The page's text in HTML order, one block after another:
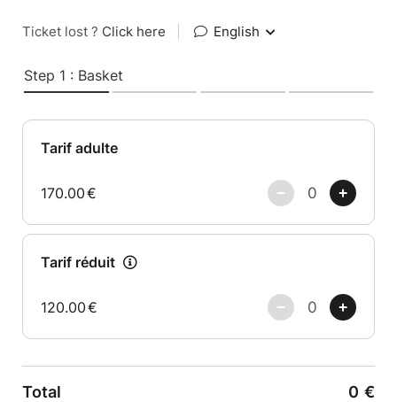
Ticket lost ? Click here English
Step 1 : Basket
Tarif adulte
170.00€
Tarif réduit
120.00€
Total 0 €